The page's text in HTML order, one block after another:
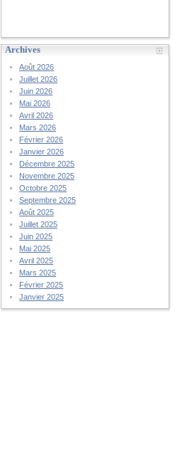
Archives
Août 2026
Juillet 2026
Juin 2026
Mai 2026
Avril 2026
Mars 2026
Février 2026
Janvier 2026
Décembre 2025
Novembre 2025
Octobre 2025
Septembre 2025
Août 2025
Juillet 2025
Juin 2025
Mai 2025
Avril 2025
Mars 2025
Février 2025
Janvier 2025